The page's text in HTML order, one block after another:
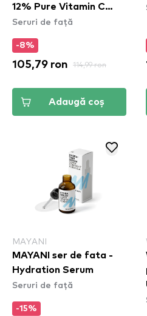
12% Pure Vitamin C
Face Brightening
Serum
Seruri de față
-8%
105,79 ron 114,99 ron
Adaugă coș
MAYANI
MAYANI ser de fata -
Hydration Serum
Seruri de față
-15%